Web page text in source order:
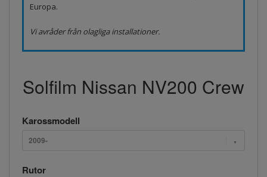
Europa.
Vi avråder från olagliga installationer.
Solfilm Nissan NV200 Crew
Karossmodell
2009-
Rutor